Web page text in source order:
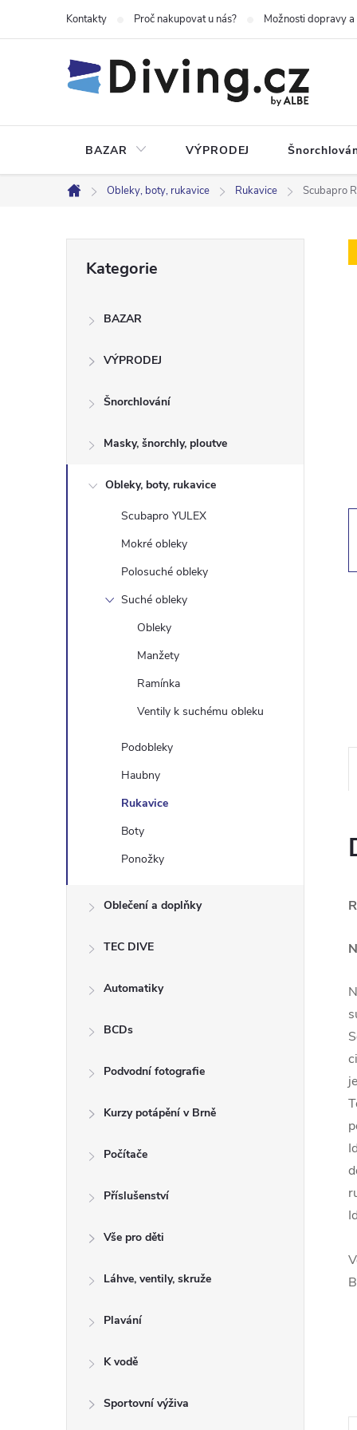
Kontakty Proč nakupovat u nás? Možnosti dopravy a
BAZAR VÝPRODEJ
Domů
Obleky, boty, rukavice Rukavice Scubapro
a
kategorie
Kategorie
BAZAR
VÝPRODEJ
Šnorchlování
Masky, šnorchly, ploutve
Obleky, boty, rukavice
Scubapro YULEX
Mokré obleky
Polosuché obleky
Suché obleky
Obleky
Manžety
Ramínka
Ventily k suchému obleku
Podobleky
Haubny
Rukavice
Boty
Ponožky
Oblečení a doplňky
TEC DIVE
Automatiky
BCDs
Podvodní fotografie
Kurzy potápění v Brně
Počítače
Příslušenství
Vše pro děti
Láhve, ventily, skruže
Plavání
K vodě
Sportovní výživa